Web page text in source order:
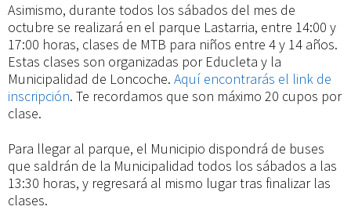
Asimismo, durante todos los sábados del mes de
octubre se realizará en el parque Lastarria, entre 14:00 y
17:00 horas, clases de MTB para niños entre 4 y 14 años.
Estas clases son organizadas por Educleta y la
Municipalidad de Loncoche. Aquí encontrarás el link de
inscripción. Te recordamos que son máximo 20 cupos por
clase.
Para llegar al parque, el Municipio dispondrá de buses
que saldrán de la Municipalidad todos los sábados a las
13:30 horas, y regresará al mismo lugar tras finalizar las
clases.